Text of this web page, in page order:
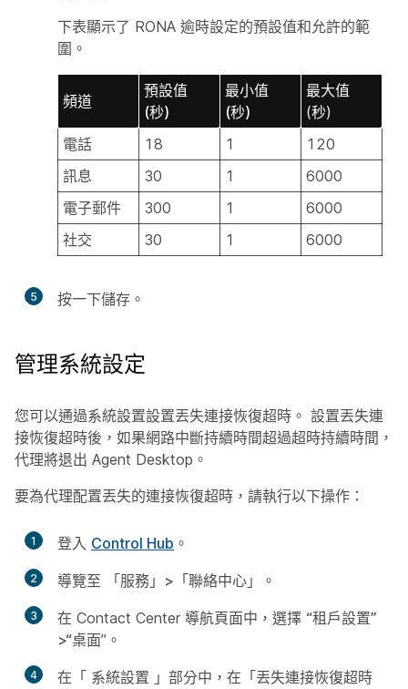
下表顯示了 RONA 逾時設定的預設值和允許的範
圍。
頻道
預設值
(秒)
最小值
(秒)
最大值
(秒)
電話
18 1
120
訊息
30 1
6000
電子郵件
300 1
6000
社交
30 1 6000
5 按一下儲存 。
管理系統設定
您可以通過系統設置設置丟失連接恢復超時。 設置丟失連
接恢復超時後，如果網路中斷持續時間超過超時持續時間，
代理將退出 Agent Desktop。
要為代理配置丟失的連接恢復超時，請執行以下操作：
1 登入 Control Hub 。
2 導覽至 「服務」>「聯絡中心 」。
3 在 Contact Center 導航頁面中，選擇 “租戶設置”
>“桌面”。
4 在「 系統設置 」部分中，在「丟失連接恢復超時